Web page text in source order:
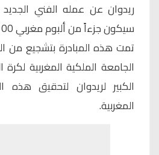
ريدوان عن عمله الفني
سيكون جزءاً من ألبوم مغربي 100% يستعد لطرحه قريباً.
تمت هذه المبادرة بتشجيع من
الجامعة الملكية المغربية
الكبير لريدوان لتحقيق هذه
المغربية.